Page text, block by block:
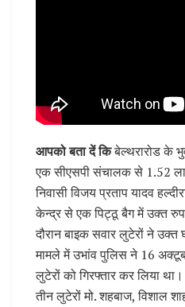
आपको बता दें किबेल्थरारोड के
एक सीएसपी संचालक से 1.52
निवासी विजय प्रताप यादव
केन्द्र से एक पिट्ठू बैग में उक्त
दौरान बाइक सवार लुटेरों ने
मामले में उभांव पुलिस ने 16
लुटेरों को गिरफ्तार कर लिया
तीन लुटेरों मो. शहबाज, विशाल